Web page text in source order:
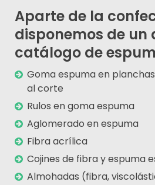
Aparte de la
disponemos de un
catálogo de
Goma espuma en
al corte
Rulos en goma espuma
Aglomerado en espuma
Fibra acrílica
Cojines de fibra y espuma
Almohadas (fibra,